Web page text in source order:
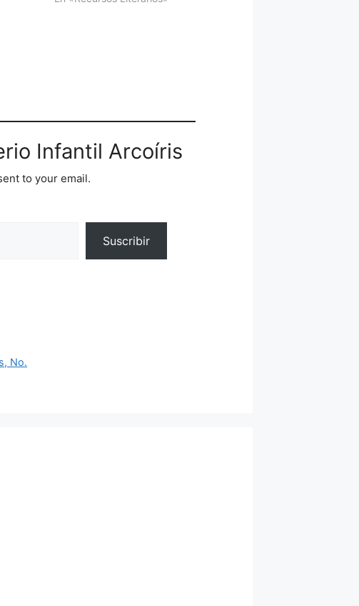
Infantil Arcoíris
to your email.
Suscribir
No.